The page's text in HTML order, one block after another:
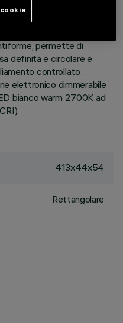
metallizzato,
schermo
permette di
definita e circolare e
controllato .
elettronico dimmerabile
bianco warm 2700K ad
413x44x54
Rettangolare